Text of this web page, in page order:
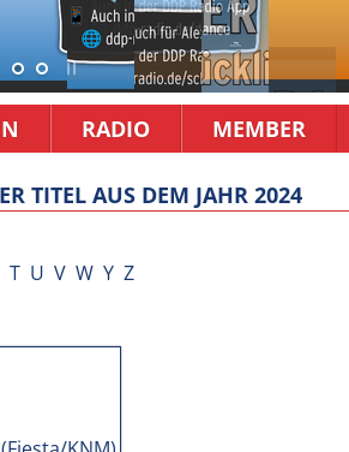
RADIO MEMBER
TITEL AUS DEM JAHR 2024
T U V W Y Z